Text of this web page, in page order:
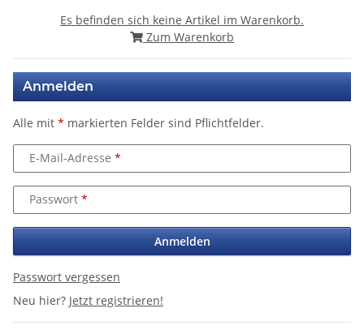
Es befinden sich keine Artikel im Warenkorb.
Zum Warenkorb
Anmelden
Alle mit * markierten Felder sind Pflichtfelder.
E-Mail-Adresse
Passwort
Anmelden
Passwort vergessen
Neu hier? Jetzt registrieren!